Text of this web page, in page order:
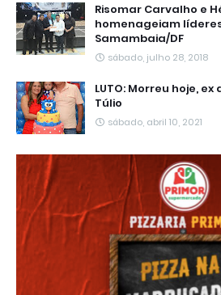
Risomar Carvalho e
homenageiam
Samambaia/DF
sábado, julho 28, 2018
LUTO: Morreu hoje,
Túlio
sábado, abril 10, 2021